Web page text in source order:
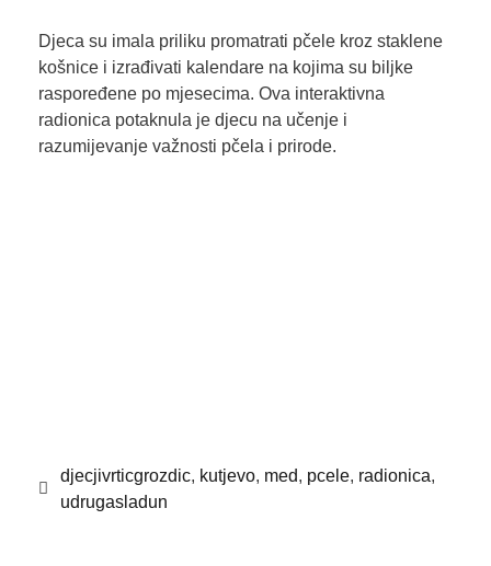
Djeca su imala priliku promatrati pčele kroz staklene
košnice i izrađivati kalendare na kojima su biljke
raspoređene po mjesecima. Ova interaktivna
radionica potaknula je djecu na učenje i
razumijevanje važnosti pčela i prirode.
djecjivrticgrozdic, kutjevo, med, pcele, radionica,
udrugasladun